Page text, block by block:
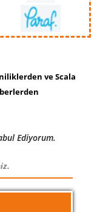
ve Scala
Ediyorum.